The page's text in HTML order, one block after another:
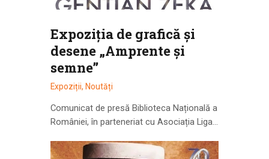
Expoziția de grafică și
desene „Amprente și
semne”
Expoziții, Noutăți
Comunicat de presă Biblioteca Națională a
României, în parteneriat cu Asociația Liga…